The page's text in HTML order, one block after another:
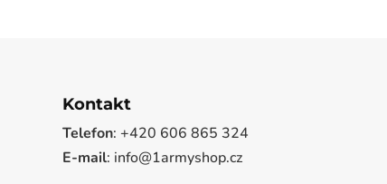
Kontakt
Telefon: +420 606 865 324
E-mail: info@1armyshop.cz